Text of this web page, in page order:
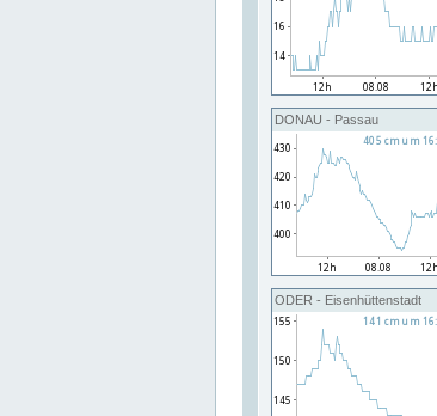
DONAU - Passau
ODER - Eisenhüttenstadt